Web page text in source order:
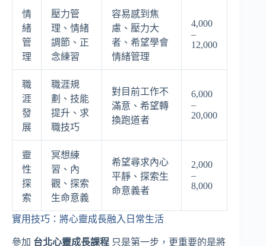
情
緒
管
理
壓力管
理、情緒
調節、正
念練習
容易感到焦
慮、壓力大
者、希望學會
情緒管理
4,000
–
12,000
職
涯
發
展
職涯規
劃、技能
提升、求
職技巧
對目前工作不
滿意、希望轉
換跑道者
6,000
–
20,000
靈
性
探
索
冥想練
習、內
觀、探索
生命意義
希望尋求內心
平靜、探索生
命意義者
2,000
–
8,000
實用技巧：將心靈成長融入日常生活
參加 台北心靈成長課程 只是第一步，更重要的是將